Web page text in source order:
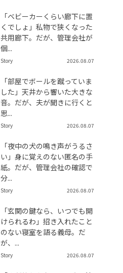
「ベビーカーくらい廊下に置
くでしょ」私物で狭くなった
共用廊下。だが、管理会社が
個...
Story 2026.08.07
「部屋でボールを蹴っていま
した」天井から響いた大きな
音。だが、夫が聞きに行くと
思...
Story 2026.08.07
「夜中の犬の鳴き声がうるさ
い」身に覚えのない匿名の手
紙。だが、管理会社の確認で
分...
Story 2026.08.07
「玄関の鍵なら、いつでも開
けられるわ」招き入れたこと
のない寝室を語る義母。だ
が、...
Story 2026.08.07